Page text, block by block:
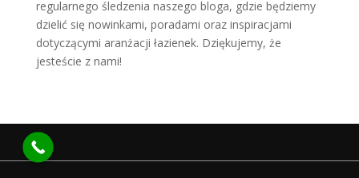
regularnego śledzenia naszego bloga, gdzie będziemy
dzielić się nowinkami, poradami oraz inspiracjami
dotyczącymi aranżacji łazienek. Dziękujemy, że
jesteście z nami!